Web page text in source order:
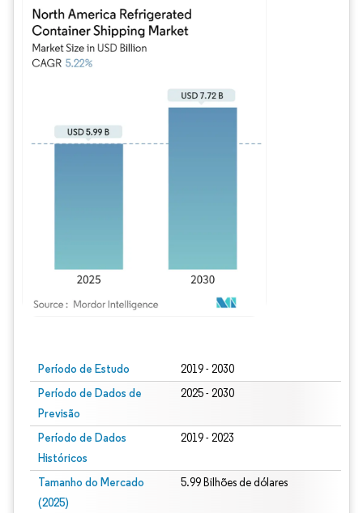
Período de Estudo 2019 - 2030
Período de Dados de
Previsão
2025 - 2030
Período de Dados
Históricos
2019 - 2023
Tamanho do Mercado
(2025)
5.99 Bilhões de dólares